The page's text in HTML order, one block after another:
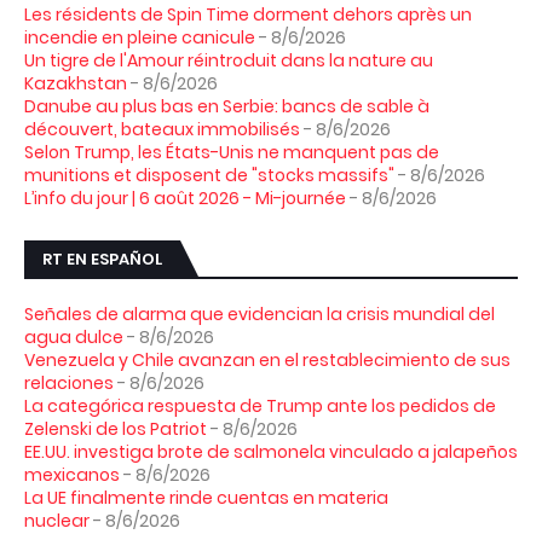
Les résidents de Spin Time dorment dehors après un
incendie en pleine canicule - 8/6/2026
Un tigre de l'Amour réintroduit dans la nature au
Kazakhstan - 8/6/2026
Danube au plus bas en Serbie: bancs de sable à
découvert, bateaux immobilisés - 8/6/2026
Selon Trump, les États-Unis ne manquent pas de
munitions et disposent de "stocks massifs" - 8/6/2026
L’info du jour | 6 août 2026 - Mi-journée - 8/6/2026
RT EN ESPAÑOL
Señales de alarma que evidencian la crisis mundial del
agua dulce - 8/6/2026
Venezuela y Chile avanzan en el restablecimiento de sus
relaciones - 8/6/2026
La categórica respuesta de Trump ante los pedidos de
Zelenski de los Patriot - 8/6/2026
EE.UU. investiga brote de salmonela vinculado a jalapeños
mexicanos - 8/6/2026
La UE finalmente rinde cuentas en materia
nuclear- 8/6/2026